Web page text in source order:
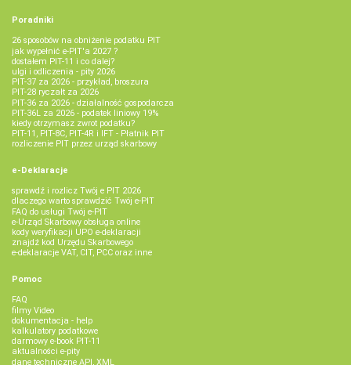
Poradniki
26 sposobów na obniżenie podatku PIT
jak wypełnić e-PIT'a 2027 ?
dostałem PIT-11 i co dalej?
ulgi i odliczenia - pity 2026
PIT-37 za 2026 - przykład, broszura
PIT-28 ryczałt za 2026
PIT-36 za 2026 - działalność gospodarcza
PIT-36L za 2026 - podatek liniowy 19%
kiedy otrzymasz zwrot podatku?
PIT-11, PIT-8C, PIT-4R i IFT - Płatnik PIT
rozliczenie PIT przez urząd skarbowy
e-Deklaracje
sprawdź i rozlicz Twój e PIT 2026
dlaczego warto sprawdzić Twój e-PIT
FAQ do usługi Twój e-PIT
e-Urząd Skarbowy obsługa online
kody weryfikacji UPO e-deklaracji
znajdź kod Urzędu Skarbowego
e-deklaracje VAT, CIT, PCC oraz inne
Pomoc
FAQ
filmy Video
dokumentacja - help
kalkulatory podatkowe
darmowy e-book PIT-11
aktualności e-pity
dane techniczne API, XML